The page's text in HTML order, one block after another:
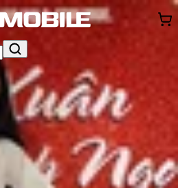
Tay So SánhTư vấnKhuyến
- GameThông báoKhách